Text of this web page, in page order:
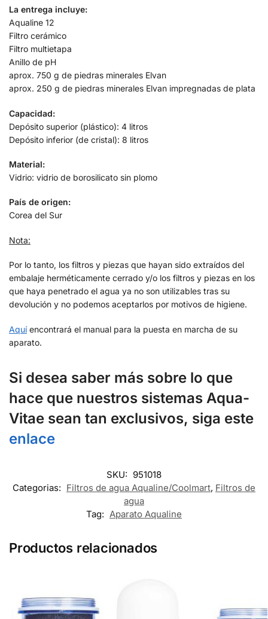
La entrega incluye:
Aqualine 12
Filtro cerámico
Filtro multietapa
Anillo de pH
aprox. 750 g de piedras minerales Elvan
aprox. 250 g de piedras minerales Elvan impregnadas de plata
Capacidad:
Depósito superior (plástico): 4 litros
Depósito inferior (de cristal): 8 litros
Material:
Vidrio: vidrio de borosilicato sin plomo
País de origen:
Corea del Sur
Nota:
Por lo tanto, los filtros y piezas que hayan sido extraídos del
embalaje herméticamente cerrado y/o los filtros y piezas en los
que haya penetrado el agua ya no son utilizables tras su
devolución y no podemos aceptarlos por motivos de higiene.
Aquíencontrará el manual para la puesta en marcha de su
aparato.
Si desea saber más sobre lo que
hace que nuestros sistemas Aqua-
Vitae sean tan exclusivos, siga este
enlace
SKU: 951018
Categorias: Filtros de agua Aqualine/Coolmart, Filtros de
agua
Tag: Aparato Aqualine
Productos relacionados